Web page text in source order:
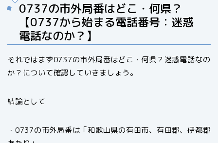
0737の市外局番はどこ・何県？
【0737から始まる電話番号：迷惑
電話なのか？】
それではまず0737の市外局番はどこ・何県？迷惑電話なの
か？について確認していきましょう。
結論として
・0737の市外局番は「和歌山県の有田市、有田郡、伊都郡